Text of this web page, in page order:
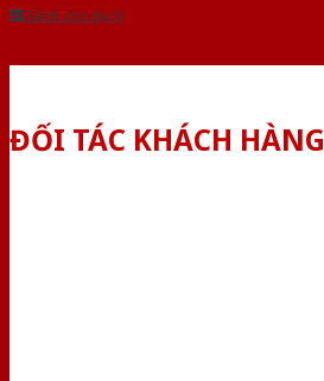
Dành cho đại lý
ĐỐI TÁC KHÁCH HÀNG